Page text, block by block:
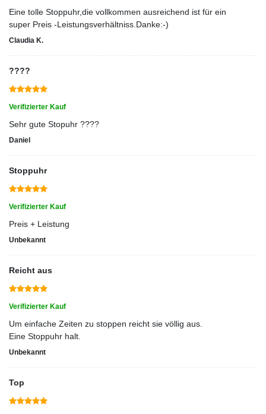
Eine tolle Stoppuhr,die vollkommen ausreichend ist für ein
super Preis -Leistungsverhältniss.Danke:-)
Claudia K.
????
Verifizierter Kauf
Sehr gute Stopuhr ????
Daniel
Stoppuhr
Verifizierter Kauf
Preis + Leistung
Unbekannt
Reicht aus
Verifizierter Kauf
Um einfache Zeiten zu stoppen reicht sie völlig aus.
Eine Stoppuhr halt.
Unbekannt
Top